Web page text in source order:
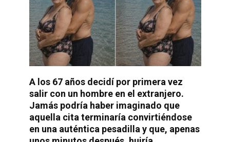
A los 67 años decidí por primera vez
salir con un hombre en el extranjero.
Jamás podría haber imaginado que
aquella cita terminaría convirtiéndose
en una auténtica pesadilla y que, apenas